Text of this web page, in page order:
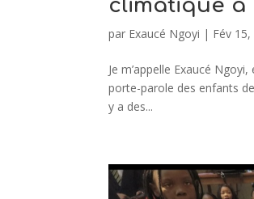
climatique à
par Exaucé Ngoyi | Fév 15,
Je m’appelle Exaucé
porte-parole des enfants
y a des...